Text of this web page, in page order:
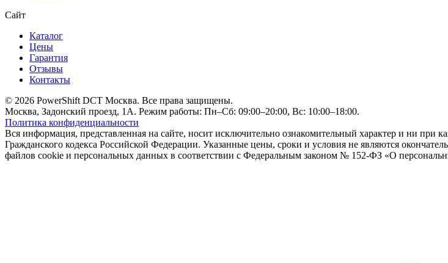
Сайт
Каталог
Цены
Гарантия
Отзывы
Контакты
© 2026 PowerShift DCT Москва. Все права защищены.
Москва, Задонский проезд, 1А. Режим работы: Пн–Сб: 09:00–20:00, Вс: 10:00–18:00.
Политика конфиденциальности
Вся информация, представленная на сайте, носит исключительно ознакомительный характер и ни при
Гражданского кодекса Российской Федерации. Указанные цены, сроки и условия не являются
файлов cookie и персональных данных в соответствии с Федеральным законом № 152-ФЗ «О